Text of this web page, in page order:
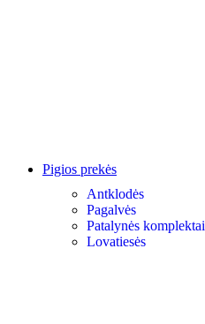
Pigios prekės
Antklodės
Pagalvės
Patalynės komplektai
Lovatiesės